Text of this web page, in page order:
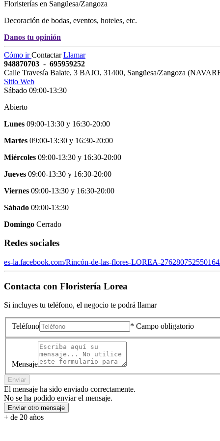
Floristerías en Sangüesa/Zangoza
Decoración de bodas, eventos, hoteles, etc.
Danos tu opinión
Cómo irContactarLlamar
948870703 - 695959252
Calle Travesía Balate, 3 BAJO, 31400, Sangüesa/Zangoza (
Sitio Web
Sábado 09:00-13:30
Abierto
Lunes 09:00-13:30 y 16:30-20:00
Martes 09:00-13:30 y 16:30-20:00
Miércoles 09:00-13:30 y 16:30-20:00
Jueves 09:00-13:30 y 16:30-20:00
Viernes 09:00-13:30 y 16:30-20:00
Sábado 09:00-13:30
Domingo Cerrado
Redes sociales
es-la.facebook.com/Rincón-de-las-flores-LOREA-
Contacta con Floristería Lorea
Si incluyes tu teléfono, el negocio te podrá llamar
Teléfono * Campo obligatorio
Mensaje
Enviar
El mensaje ha sido enviado correctamente.
No se ha podido enviar el mensaje.
Enviar otro mensaje
+ de 20 años